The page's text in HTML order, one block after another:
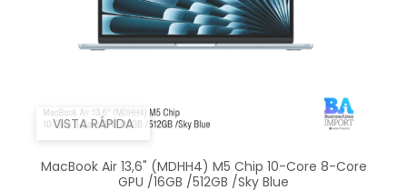
VISTA RÁPIDA
MacBook Air 13,6" (MDHH4) M5 Chip 10-Core 8-Core
GPU /16GB /512GB /Sky Blue